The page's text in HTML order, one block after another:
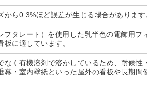
ら0.3%ほど誤差が生じる場合があります
フタレート）を使用した乳半色の電飾用
に適しています。
なく有機溶剤で溶かしているため、耐候性
幕・室内壁紙といった屋外の看板や長期間